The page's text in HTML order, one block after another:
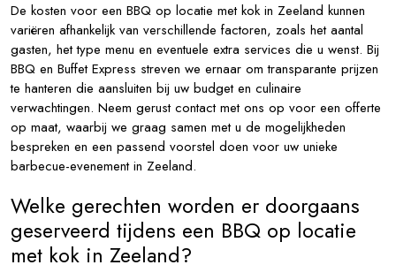
De kosten voor een BBQ op locatie met kok in Zeeland kunnen
variëren afhankelijk van verschillende factoren, zoals het aantal
gasten, het type menu en eventuele extra services die u wenst. Bij
BBQ en Buffet Express streven we ernaar om transparante prijzen
te hanteren die aansluiten bij uw budget en culinaire
verwachtingen. Neem gerust contact met ons op voor een offerte
op maat, waarbij we graag samen met u de mogelijkheden
bespreken en een passend voorstel doen voor uw unieke
barbecue-evenement in Zeeland.
Welke gerechten worden er doorgaans
geserveerd tijdens een BBQ op locatie
met kok in Zeeland?